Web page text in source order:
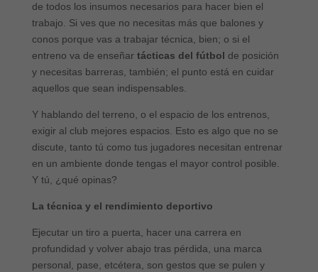
de todos los insumos necesarios para hacer bien el
trabajo. Si ves que no necesitas más que balones y
conos porque vas a trabajar técnica, bien; o si el
entreno va de enseñar tácticas del fútbol de posición
y necesitas barreras, también; el punto está en cuidar
aquellos que sean indispensables.
Y hablando del terreno, o el espacio de los entrenos,
exigir al club mejores espacios. Esto es algo que no se
discute, tanto tú como tus jugadores necesitan entrenar
en un ambiente donde tengas el mayor control posible.
Y tú, ¿qué opinas?
La técnica y el rendimiento deportivo
Ejecutar un tiro a puerta, hacer una carrera en
profundidad y volver abajo tras pérdida, una marca
personal, pase, etcétera, son gestos que se pulen y